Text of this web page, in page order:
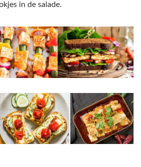
in de salade.